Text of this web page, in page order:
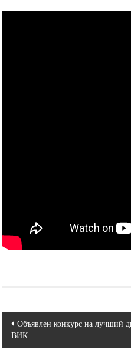
Навигация
по
Объявлен конкурс на лучший
ВИК